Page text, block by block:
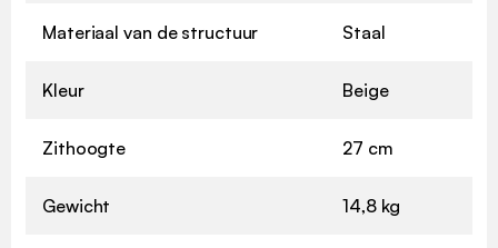
Materiaal van de structuur Staal
Kleur Beige
Zithoogte 27 cm
Gewicht 14,8 kg